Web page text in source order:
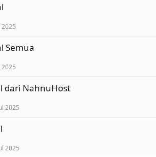
2025
Semua
2025
dari NahnuHost
2025
2025